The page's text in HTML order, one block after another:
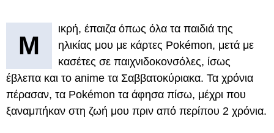
Μ
ικρή, έπαιζα όπως όλα τα παιδιά της
ηλικίας μου με κάρτες Pokémon, μετά με
κασέτες σε παιχνιδοκονσόλες, ίσως
έβλεπα και το anime τα Σαββατοκύριακα. Τα χρόνια
πέρασαν, τα Pokémon τα άφησα πίσω, μέχρι που
ξαναμπήκαν στη ζωή μου πριν από περίπου 2 χρόνια.